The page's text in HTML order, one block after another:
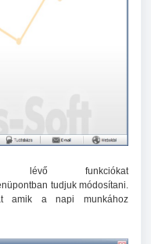
lévő funkciókat
tudjuk módosítani.
amik a napi munkához